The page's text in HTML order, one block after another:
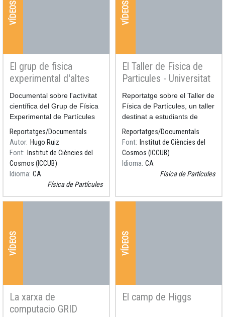
VÍDEOS
El grup de fisica
experimental d'altes
energies de la UB -
Versió reduïda
Resum
Documental sobre l'activitat
científica del Grup de Física
Experimental de Partícules
de la UB (2010).
Reportatges/Documentals
Autor Hugo Ruiz
Font Institut de Ciències del
Cosmos (ICCUB)
Idioma CA
Física de Partícules
VÍDEOS
El Taller de Fisica de
Particules - Universitat
de Barcelona
Resum
Reportatge sobre el Taller de
Física de Partícules, un taller
destinat a estudiants de
batxillerat que el Grup de
Divulgació de Física de
Partícules de la UB organitza
anualment a la Facultat de Fí
Reportatges/Documentals
Font Institut de Ciències del
Cosmos (ICCUB)
Idioma CA
Física de Partícules
VÍDEOS
La xarxa de
computacio GRID
VÍDEOS
El camp de Higgs